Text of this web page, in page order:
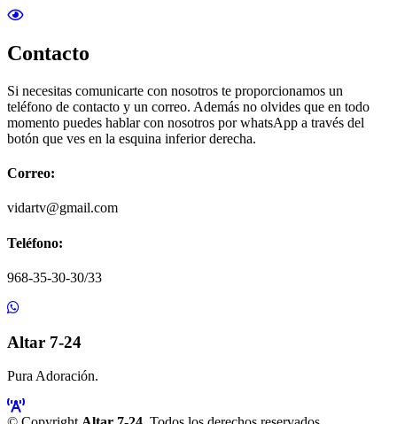
Contacto
Si necesitas comunicarte con nosotros te proporcionamos un
teléfono de contacto y un correo. Además no olvides que en todo
momento puedes hablar con nosotros por whatsApp a través del
botón que ves en la esquina inferior derecha.
Correo:
vidartv@gmail.com
Teléfono:
968-35-30-30/33
Altar 7-24
Pura Adoración.